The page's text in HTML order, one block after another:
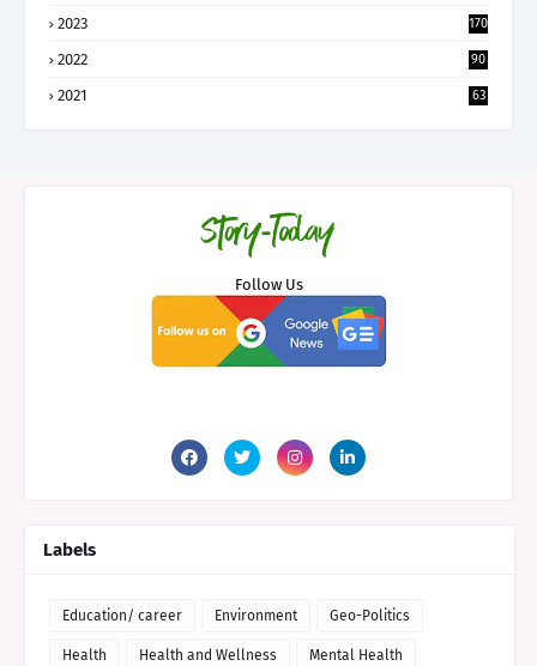
2023 170
2022 90
2021 63
Follow Us
Labels
Education/ career Environment Geo-Politics
Health Health and Wellness Mental Health